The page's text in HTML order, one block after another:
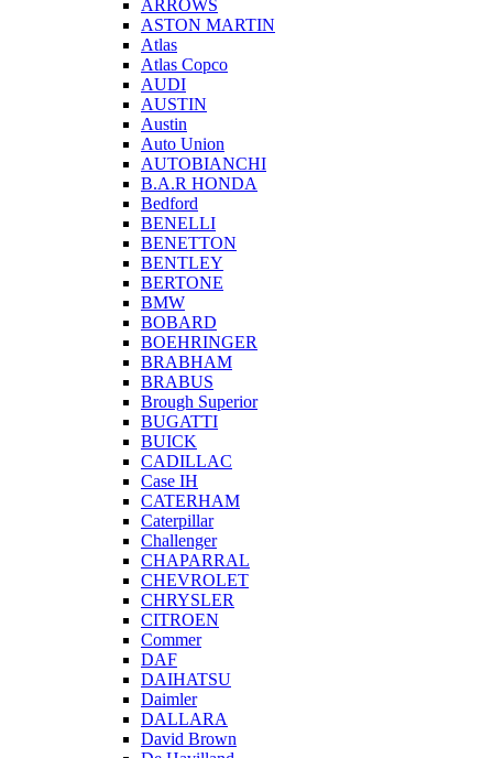
ARROWS
ASTON MARTIN
Atlas
Atlas Copco
AUDI
AUSTIN
Austin
Auto Union
AUTOBIANCHI
B.A.R HONDA
Bedford
BENELLI
BENETTON
BENTLEY
BERTONE
BMW
BOBARD
BOEHRINGER
BRABHAM
BRABUS
Brough Superior
BUGATTI
BUICK
CADILLAC
Case IH
CATERHAM
Caterpillar
Challenger
CHAPARRAL
CHEVROLET
CHRYSLER
CITROEN
Commer
DAF
DAIHATSU
Daimler
DALLARA
David Brown